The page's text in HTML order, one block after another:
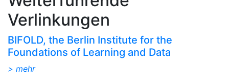
Verlinkungen
BIFOLD, the Berlin Institute for the
Foundations of Learning and Data
> mehr